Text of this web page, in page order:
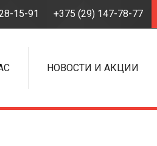
15-91 +375 (29) 147-78-77
НОВОСТИ И АКЦИИ